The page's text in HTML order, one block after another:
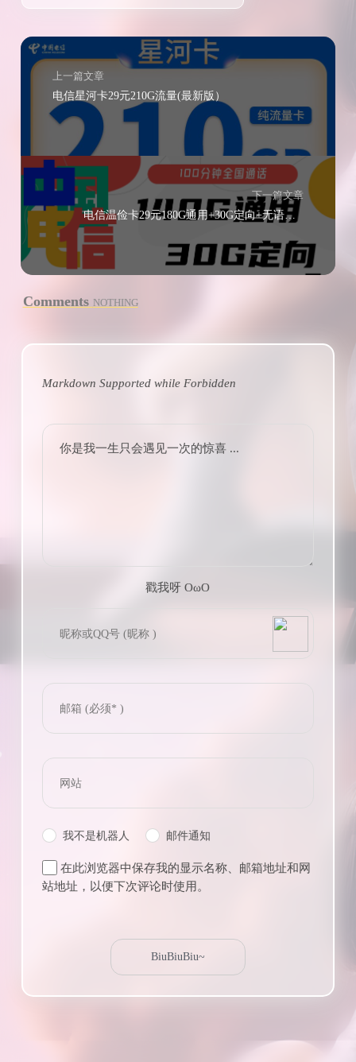
上一篇文章
电信星河卡29元210G流量(最新版）
下一篇文章
电信温俭卡29元180G通用+30G定向+无语音功能
Comments NOTHING
Markdown Supported while Forbidden
你是我一生只会遇见一次的惊喜 ...
戳我呀 OωO
Tieba
我不是机器人 邮件通知
在此浏览器中保存我的显示名称、邮箱地址和网
站地址，以便下次评论时使用。